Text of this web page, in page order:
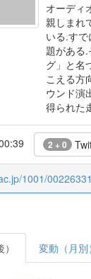
オーディ
親しまれ
いる.す
題がある
グ」と名
こえる方
ウンド演
得られた
2 + 0
1001/
変動（月別）